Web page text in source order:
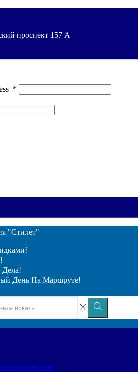
проспект 157 A
*
"Стилет"
Дела!
День На Маршруте!
инструментов